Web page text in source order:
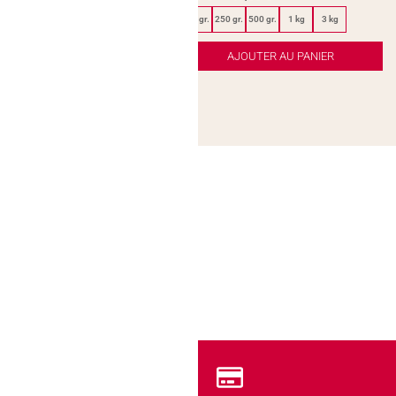
100 gr. 250 gr. 500 gr. 1 kg 3 kg
AJOUTER AU PANIER